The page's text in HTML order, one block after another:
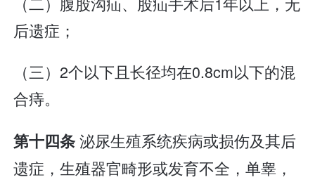
后遗症；
（三）2个以下且长径均在0.8cm以下的混
合痔。
第十四条泌尿生殖系统疾病或损伤及其后
遗症，生殖器官畸形或发育不全，单睾，